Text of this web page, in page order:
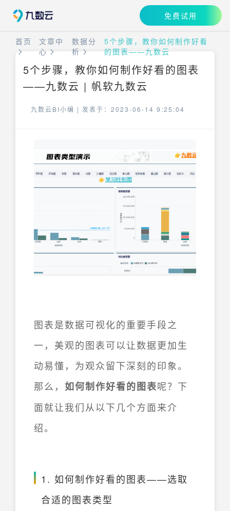
免费试用
首页
文章中
心
数据分
析
5个步骤，教你如何制作好看
的图表——九数云
5个步骤，教你如何制作好看的图表
——九数云 | 帆软九数云
九数云BI小编 | 发表于：2023-06-14 9:25:04
图表是数据可视化的重要手段之
一，美观的图表可以让数据更加生
动易懂，为观众留下深刻的印象。
那么， 如何制作好看的图表呢？下
面就让我们从以下几个方面来介
绍。
1. 如何制作好看的图表——选取
合适的图表类型